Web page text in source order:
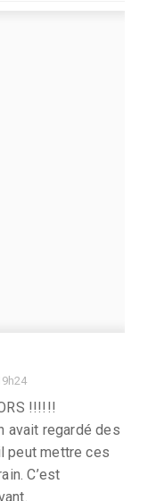
!!!!!!
avait regardé des
peut mettre ces
C’est